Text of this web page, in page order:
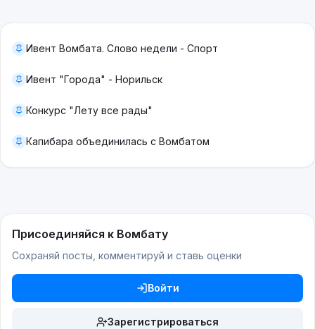
Ивент Вомбата. Слово недели - Спорт
Ивент "Города" - Норильск
Конкурс "Лету все рады"
Капибара объединилась с Вомбатом
Присоединяйся к Вомбату
Сохраняй посты, комментируй и ставь оценки
Войти
Зарегистрироваться